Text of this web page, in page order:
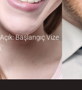
Başlangıç Vize